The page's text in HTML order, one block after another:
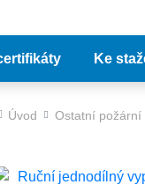
Ke
Úvod Ostatní požární